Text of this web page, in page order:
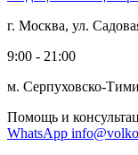
г. Москва, ул.
9:00 - 21:00
м. Серпуховско-
Помощь и
WhatsApp